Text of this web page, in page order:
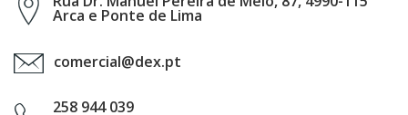
Arca e Ponte de Lima
comercial@dex.pt
258 944 039